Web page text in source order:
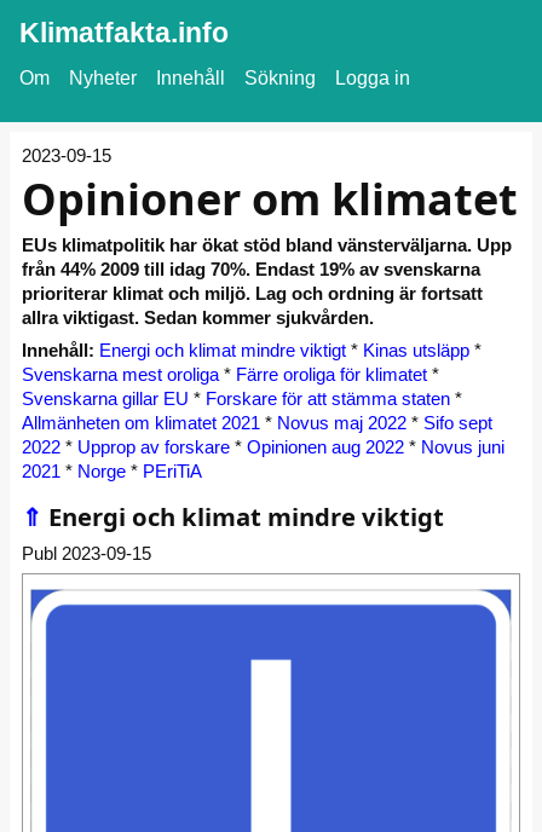
Klimatfakta.info
Om Nyheter Innehåll Sökning Logga in
2023-09-15
Opinioner om klimatet
EUs klimatpolitik har ökat stöd bland vänsterväljarna. Upp
från 44% 2009 till idag 70%. Endast 19% av svenskarna
prioriterar klimat och miljö. Lag och ordning är fortsatt
allra viktigast. Sedan kommer sjukvården.
Innehåll: Energi och klimat mindre viktigt * Kinas utsläpp *
Svenskarna mest oroliga * Färre oroliga för klimatet *
Svenskarna gillar EU * Forskare för att stämma staten *
Allmänheten om klimatet 2021 * Novus maj 2022 * Sifo sept
2022 * Upprop av forskare * Opinionen aug 2022 * Novus juni
2021 * Norge * PEriTiA
⇑ Energi och klimat mindre viktigt
Publ 2023-09-15